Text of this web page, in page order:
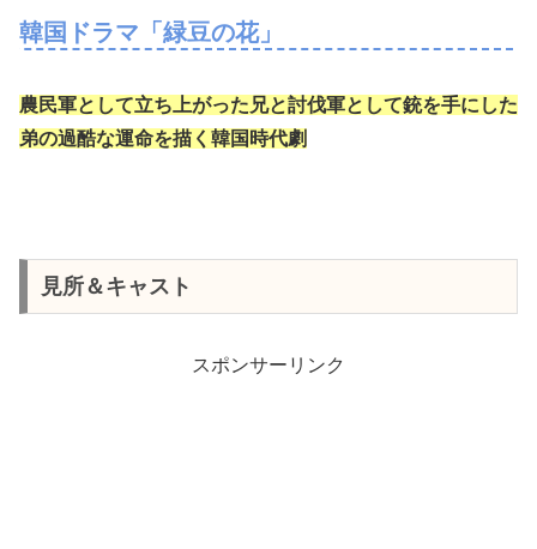
韓国ドラマ「緑豆の花」
農民軍として立ち上がった兄と討伐軍として銃を手にした
弟の過酷な運命を描く韓国時代劇
見所＆キャスト
スポンサーリンク